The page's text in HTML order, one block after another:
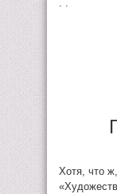
. .
Хотя, что